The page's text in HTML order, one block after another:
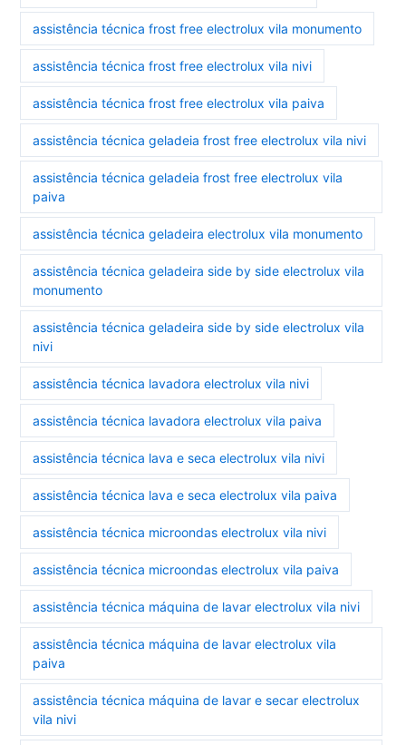
assistência técnica frost free electrolux vila monumento
assistência técnica frost free electrolux vila nivi
assistência técnica frost free electrolux vila paiva
assistência técnica geladeia frost free electrolux vila nivi
assistência técnica geladeia frost free electrolux vila
paiva
assistência técnica geladeira electrolux vila monumento
assistência técnica geladeira side by side electrolux vila
monumento
assistência técnica geladeira side by side electrolux vila
nivi
assistência técnica lavadora electrolux vila nivi
assistência técnica lavadora electrolux vila paiva
assistência técnica lava e seca electrolux vila nivi
assistência técnica lava e seca electrolux vila paiva
assistência técnica microondas electrolux vila nivi
assistência técnica microondas electrolux vila paiva
assistência técnica máquina de lavar electrolux vila nivi
assistência técnica máquina de lavar electrolux vila
paiva
assistência técnica máquina de lavar e secar electrolux
vila nivi